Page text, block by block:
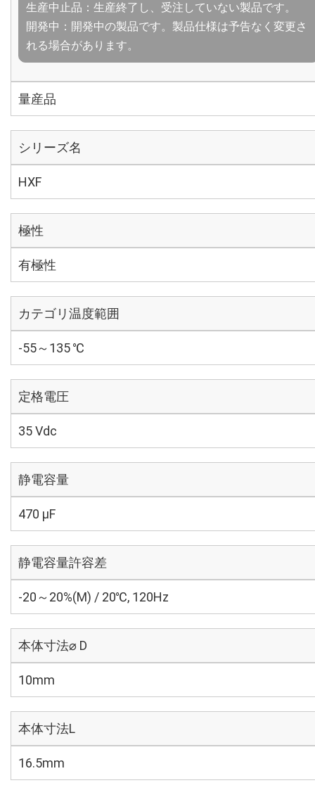
生産中止品：生産終了し、受注していない製品です。
開発中：開発中の製品です。製品仕様は予告なく変更さ
れる場合があります。
量産品
シリーズ名
HXF
極性
有極性
カテゴリ温度範囲
-55～135 ℃
定格電圧
35 Vdc
静電容量
470 µF
静電容量許容差
-20～20%(M) / 20℃, 120Hz
本体寸法⌀ D
10mm
本体寸法L
16.5mm